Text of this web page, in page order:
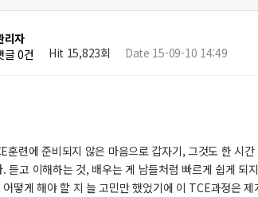
리자
글 0건
Hit 15,823회 Date 15-09-10 14:49
훈련에 준비되지 않은 마음으로 갑자기, 그것도 한 시
. 듣고 이해하는 것, 배우는 게 남들처럼 빠르게 쉽게
떻게 해야 할 지 늘 고민만 했었기에 이 TCE과정은